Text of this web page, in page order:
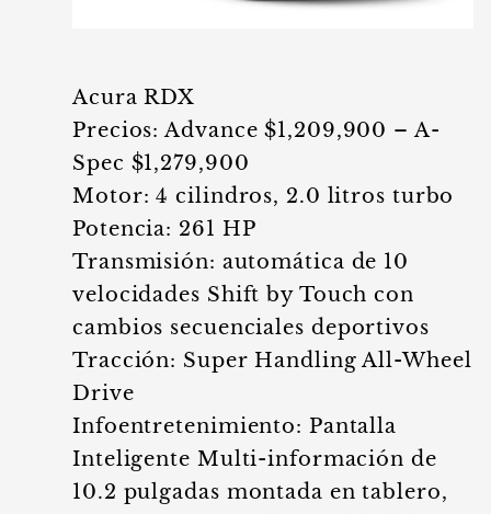
Acura RDX
Precios: Advance $1,209,900 – A-
Spec $1,279,900
Motor: 4 cilindros, 2.0 litros turbo
Potencia: 261 HP
Transmisión: automática de 10
velocidades Shift by Touch con
cambios secuenciales deportivos
Tracción: Super Handling All-Wheel
Drive
Infoentretenimiento: Pantalla
Inteligente Multi-información de
10.2 pulgadas montada en tablero,